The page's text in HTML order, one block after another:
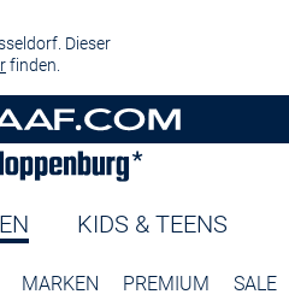
Dieser
finden.
KIDS & TEENS
MARKEN PREMIUM SALE